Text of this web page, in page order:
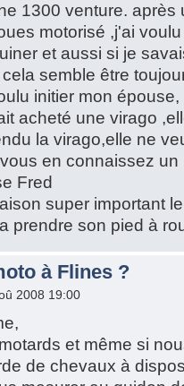
1300 venture. après
motorisé ,j'ai
et aussi si je
semble être
initier mon
acheté une virago
la virago,elle ne
en connaissez
Fred
super important
prendre son pied à
à Flines ?
2008 19:00
et même si
de chevaux à